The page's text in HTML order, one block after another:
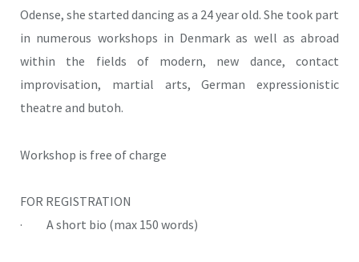
Odense, she started dancing as a 24 year old. She took part
in numerous workshops in Denmark as well as abroad
within the fields of modern, new dance, contact
improvisation, martial arts, German expressionistic
theatre and butoh.
Workshop is free of charge
FOR REGISTRATION
· A short bio (max 150 words)